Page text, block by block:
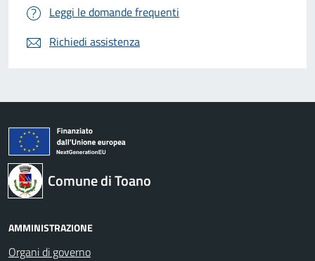
Leggi le domande frequenti
Richiedi assistenza
Comune di Toano
AMMINISTRAZIONE
Organi di governo